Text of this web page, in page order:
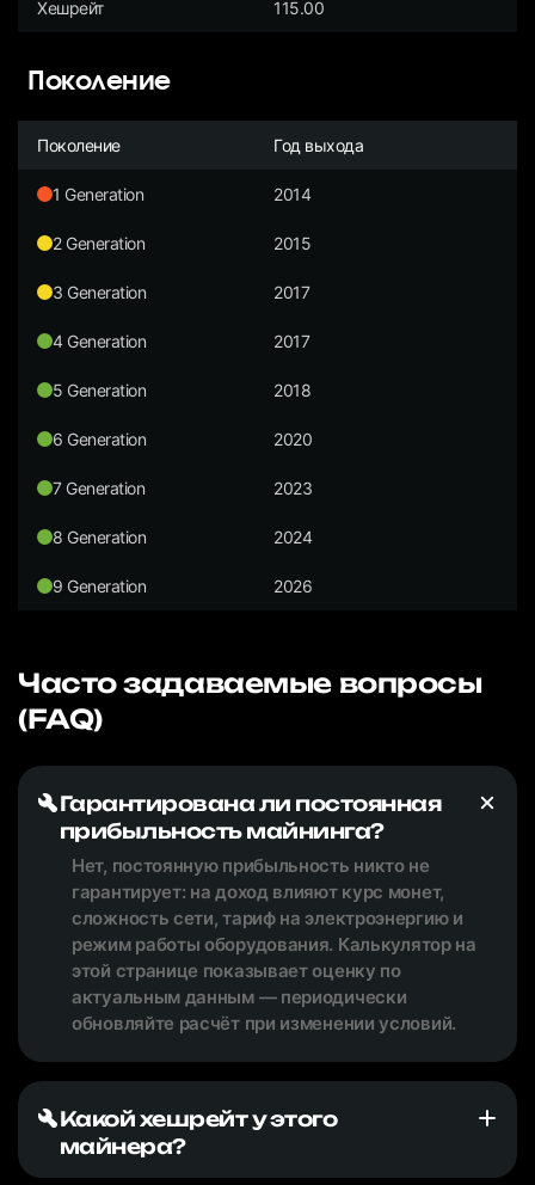
Хешрейт 115.00
Поколение
Поколение Год выхода
1 Generation 2014
2 Generation 2015
3 Generation 2017
4 Generation 2017
5 Generation 2018
6 Generation 2020
7 Generation 2023
8 Generation 2024
9 Generation 2026
Часто задаваемые вопросы
(FAQ)
Гарантирована ли постоянная
прибыльность майнинга?
Нет, постоянную прибыльность никто не
гарантирует: на доход влияют курс монет,
сложность сети, тариф на электроэнергию и
режим работы оборудования. Калькулятор на
этой странице показывает оценку по
актуальным данным — периодически
обновляйте расчёт при изменении условий.
Какой хешрейт у этого
майнера?